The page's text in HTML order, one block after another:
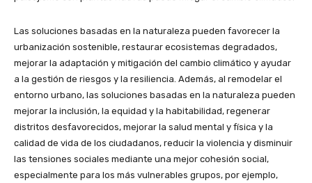
Las soluciones basadas en la naturaleza pueden favorecer la
urbanización sostenible, restaurar ecosistemas degradados,
mejorar la adaptación y mitigación del cambio climático y ayudar
a la gestión de riesgos y la resiliencia. Además, al remodelar el
entorno urbano, las soluciones basadas en la naturaleza pueden
mejorar la inclusión, la equidad y la habitabilidad, regenerar
distritos desfavorecidos, mejorar la salud mental y física y la
calidad de vida de los ciudadanos, reducir la violencia y disminuir
las tensiones sociales mediante una mejor cohesión social,
especialmente para los más vulnerables grupos, por ejemplo,